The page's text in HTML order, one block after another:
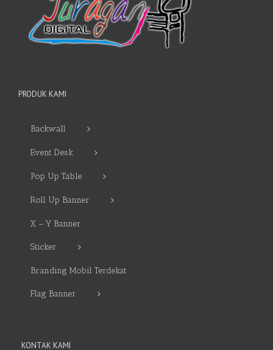
PRODUK KAMI
Backwall
Event Desk
Pop Up Table
Roll Up Banner
X – Y Banner
Sticker
Branding Mobil Terdekat
Flag Banner
KONTAK KAMI